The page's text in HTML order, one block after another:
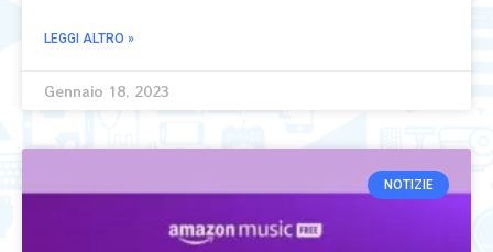
LEGGI ALTRO »
Gennaio 18, 2023
NOTIZIE